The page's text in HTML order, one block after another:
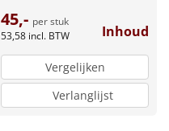
45,- per stuk
53,58 incl. BTW Inhoud
Vergelijken
Verlanglijst